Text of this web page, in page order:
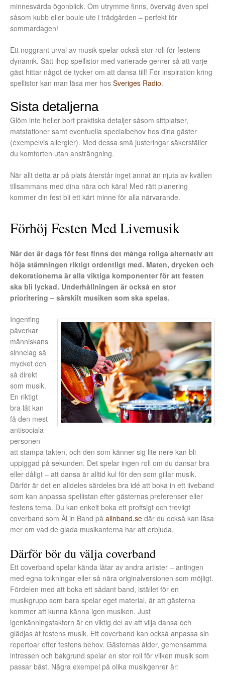
minnesvärda ögonblick. Om utrymme finns, överväg även spel
såsom kubb eller boule ute i trädgården – perfekt för
sommardagen!
Ett noggrant urval av musik spelar också stor roll för festens
dynamik. Sätt ihop spellistor med varierade genrer så att varje
gäst hittar något de tycker om att dansa till! För inspiration kring
spellistor kan man läsa mer hos Sveriges Radio.
Sista detaljerna
Glöm inte heller bort praktiska detaljer såsom sittplatser,
matstationer samt eventuella specialbehov hos dina gäster
(exempelvis allergier). Med dessa små justeringar säkerställer
du komforten utan ansträngning.
När allt detta är på plats återstår inget annat än njuta av kvällen
tillsammans med dina nära och kära! Med rätt planering
kommer din fest bli ett kärt minne för alla närvarande.
Förhöj Festen Med Livemusik
När det är dags för fest finns det många roliga alternativ att
höja stämningen riktigt ordentligt med. Maten, drycken och
dekorationerna är alla viktiga komponenter för att festen
ska bli lyckad. Underhållningen är också en stor
prioritering – särskilt musiken som ska spelas.
Ingenting
påverkar
människans
sinnelag så
mycket och
så direkt
som musik.
En riktigt
bra låt kan
få den mest
antisociala
personen
att stampa takten, och den som känner sig lite nere kan bli
uppiggad på sekunden. Det spelar ingen roll om du dansar bra
eller dåligt – att dansa är alltid kul för den som gillar musik.
Därför är det en alldeles särdeles bra idé att boka in ett liveband
som kan anpassa spellistan efter gästernas preferenser eller
festens tema. Du kan enkelt boka ett proffsigt och trevligt
coverband som Ål in Band på alinband.se där du också kan läsa
mer om vad de glada musikanterna har att erbjuda.
Därför bör du välja coverband
Ett coverband spelar kända låtar av andra artister – antingen
med egna tolkningar eller så nära originalversionen som möjligt.
Fördelen med att boka ett sådant band, istället för en
musikgrupp som bara spelar eget material, är att gästerna
kommer att kunna känna igen musiken. Just
igenkänningsfaktorn är en viktig del av att vilja dansa och
glädjas åt festens musik. Ett coverband kan också anpassa sin
repertoar efter festens behov. Gästernas ålder, gemensamma
intressen och bakgrund spelar en stor roll för vilken musik som
passar bäst. Några exempel på olika musikgenrer är: